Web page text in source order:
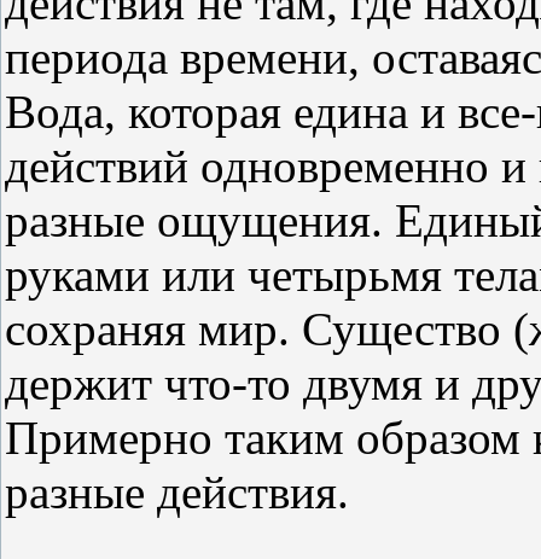
периода времени,
Вода, которая едина и
действий одновременно и
разные ощущения.
руками или четырьмя
сохраняя мир. Существо
держит что-то двумя и
Примерно таким образом
разные действия.